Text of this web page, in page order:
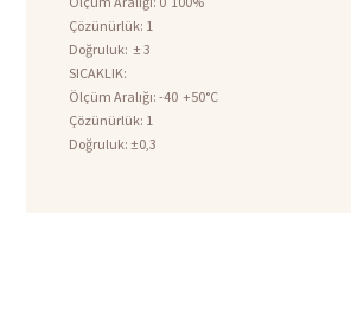
Çözünürlük: 1
Doğruluk: ± 3
SICAKLIK:
Ölçüm Aralığı: -40 +50°C
Çözünürlük: 1
Doğruluk: ±0,3